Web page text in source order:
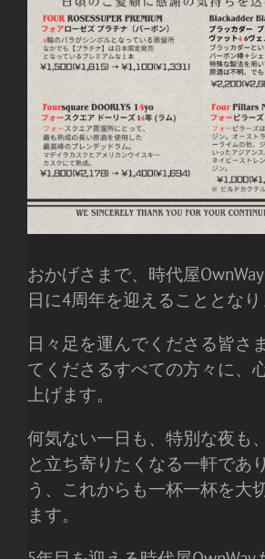
おかげさまで、時代屋
日に4周年を迎えることとなり
日々足を運んでくださる皆さ
てくださるすべての方々に、
上げます。
何気ない一日も、特別な夜も
と立ち寄りたくなる一軒であ
う、 これからも一杯一杯を大
ます。